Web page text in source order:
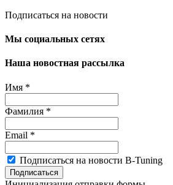
Подписаться на новости
Мы социальных сетях
Наша новостная рассылка
Имя *
Фамилия *
Email *
Подписаться на новости B-Tuning
Подписаться